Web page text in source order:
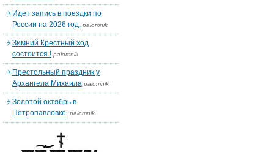
Идет запись в поездки по
России на 2026 год. palomnik
Зимний Крестный ход
состоится ! palomnik
Престольный праздник у
Архангела Михаила palomnik
Золотой октябрь в
Петропавловке. palomnik